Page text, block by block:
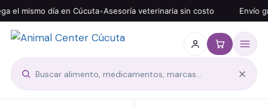
mismo día en Cúcuta•Asesoría veterinaria sin costo Envío